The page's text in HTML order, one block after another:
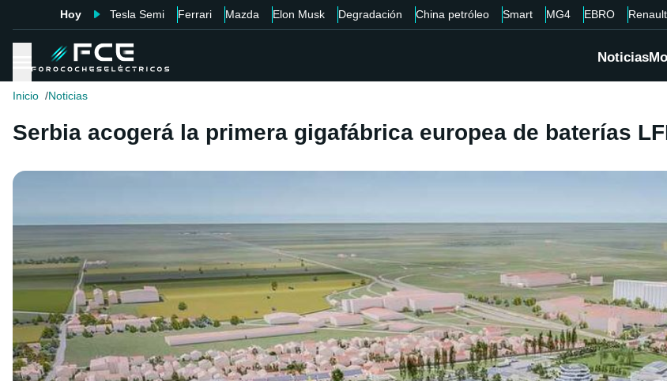
Hoy Tesla Semi Ferrari Mazda Elon Musk Degradación China petróleo Smart MG4 EBRO Renault
Noticias
Inicio Noticias
Serbia acogerá la primera gigafábrica europea de baterías